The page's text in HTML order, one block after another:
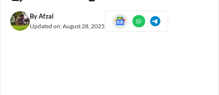
ByAfzal
Updated on:August 28, 2025